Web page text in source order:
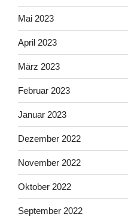
Mai 2023
April 2023
März 2023
Februar 2023
Januar 2023
Dezember 2022
November 2022
Oktober 2022
September 2022